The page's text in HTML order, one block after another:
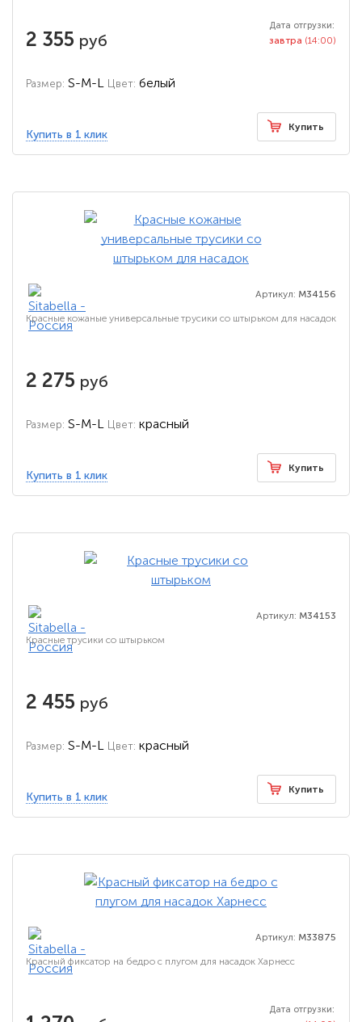
2 355 руб
Дата отгрузки:
завтра (14:00)
Размер: S-M-L Цвет: белый
Купить в 1 клик
Купить
Артикул: M34156
Красные кожаные универсальные трусики со штырьком для насадок
2 275 руб
Размер: S-M-L Цвет: красный
Купить в 1 клик
Купить
Артикул: M34153
Красные трусики со штырьком
2 455 руб
Размер: S-M-L Цвет: красный
Купить в 1 клик
Купить
Артикул: M33875
Красный фиксатор на бедро с плугом для насадок Харнесс
Дата отгрузки: